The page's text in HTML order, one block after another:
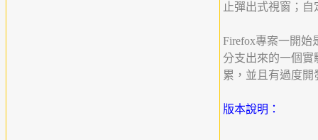
止彈出式視窗；
Firefox專案一開始
分支出來的一個
累，並且有過度開
版本說明：